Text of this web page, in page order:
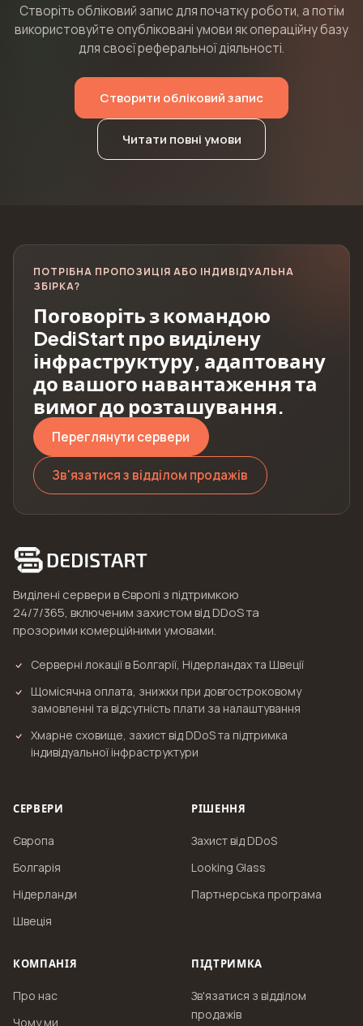
Створіть обліковий запис для початку роботи, а потім
використовуйте опубліковані умови як операційну базу
для своєї реферальної діяльності.
Створити обліковий запис
Читати повні умови
ПОТРІБНА ПРОПОЗИЦІЯ АБО ІНДИВІДУАЛЬНА
ЗБІРКА?
Поговоріть з командою
DediStart про виділену
інфраструктуру, адаптовану
до вашого навантаження та
вимог до розташування.
Переглянути сервери
Зв'язатися з відділом продажів
Виділені сервери в Європі з підтримкою
24/7/365, включеним захистом від DDoS та
прозорими комерційними умовами.
Серверні локації в Болгарії, Нідерландах та Швеції
Щомісячна оплата, знижки при довгостроковому
замовленні та відсутність плати за налаштування
Хмарне сховище, захист від DDoS та підтримка
індивідуальної інфраструктури
СЕРВЕРИ
Європа
Болгарія
Нідерланди
Швеція
РІШЕННЯ
Захист від DDoS
Looking Glass
Партнерська програма
КОМПАНІЯ
Про нас
Чому ми
ПІДТРИМКА
Зв'язатися з відділом
продажів